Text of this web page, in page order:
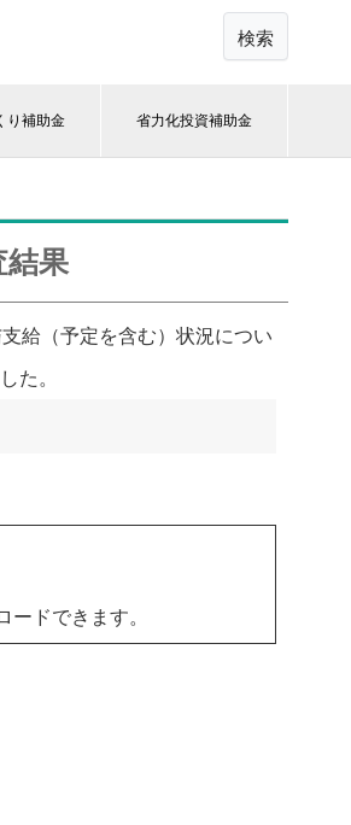
検索
り補助金 省力化投資補助金
結果
給（予定を含む）状況につい
た。
ードできます。